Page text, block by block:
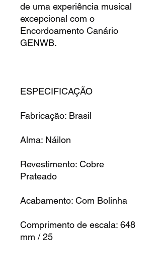
de uma experiência musical
excepcional com o
Encordoamento Canário
GENWB.
ESPECIFICAÇÃO
Fabricação: Brasil
Alma: Náilon
Revestimento: Cobre
Prateado
Acabamento: Com Bolinha
Comprimento de escala: 648
mm / 25